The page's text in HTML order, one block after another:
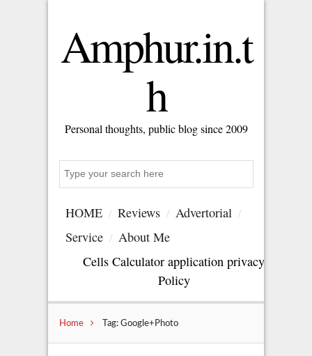
Amphur.in.t
h
Personal thoughts, public blog since 2009
HOME Reviews
Advertorial
Service
About Me
Cells Calculator application privacy
Policy
Home Tag: Google+Photo